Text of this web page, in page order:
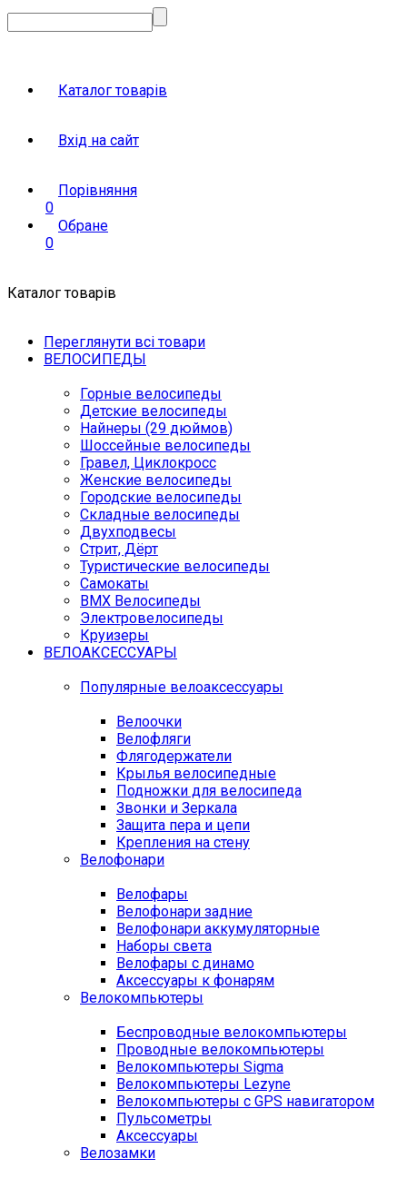
Каталог товарів
Вхід на сайт
Порівняння
0
Обране
0
Каталог товарів
Переглянути всі товари
ВЕЛОСИПЕДЫ
Горные велосипеды
Детские велосипеды
Найнеры (29 дюймов)
Шоссейные велосипеды
Гравел, Циклокросс
Женские велосипеды
Городcкие велосипеды
Складные велосипеды
Двухподвесы
Стрит, Дёрт
Туристические велосипеды
Самокаты
BMX Велосипеды
Электровелосипеды
Круизеры
ВЕЛОАКСЕССУАРЫ
Популярные велоаксессуары
Велоочки
Велофляги
Флягодержатели
Крылья велосипедные
Подножки для велосипеда
Звонки и Зеркала
Защита пера и цепи
Крепления на стену
Велофонари
Велофары
Велофонари задние
Велофонари аккумуляторные
Наборы света
Велофары с динамо
Аксессуары к фонарям
Велокомпьютеры
Беспроводные велокомпьютеры
Проводные велокомпьютеры
Велокомпьютеры Sigma
Велокомпьютеры Lezyne
Велокомпьютеры с GPS навигатором
Пульсометры
Аксессуары
Велозамки